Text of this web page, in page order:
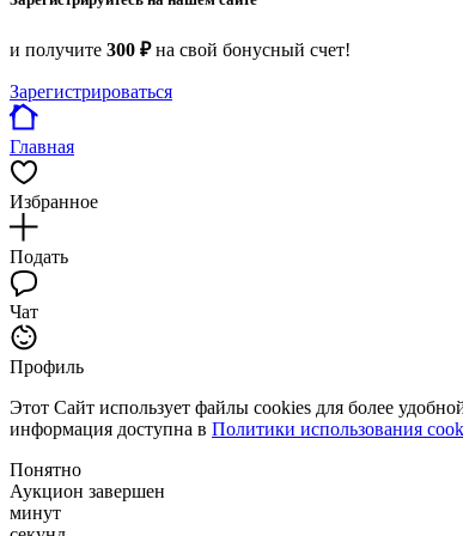
и получите 300 ₽на свой бонусный счет!
Зарегистрироваться
Главная
Избранное
Подать
Чат
Профиль
Этот Сайт использует файлы cookies для более
информация доступна в Политики использования
Понятно
Аукцион завершен
минут